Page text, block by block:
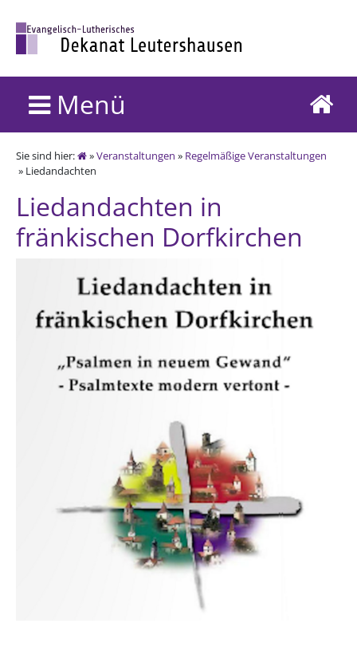
Menü
Sie sind hier: »Veranstaltungen » Regelmäßige Veranstaltungen
» Liedandachten
Liedandachten in
fränkischen Dorfkirchen